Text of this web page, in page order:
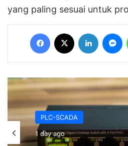
yang paling sesuai untuk
Facebook LinkedIn
PLC-SCADA
1 day ago